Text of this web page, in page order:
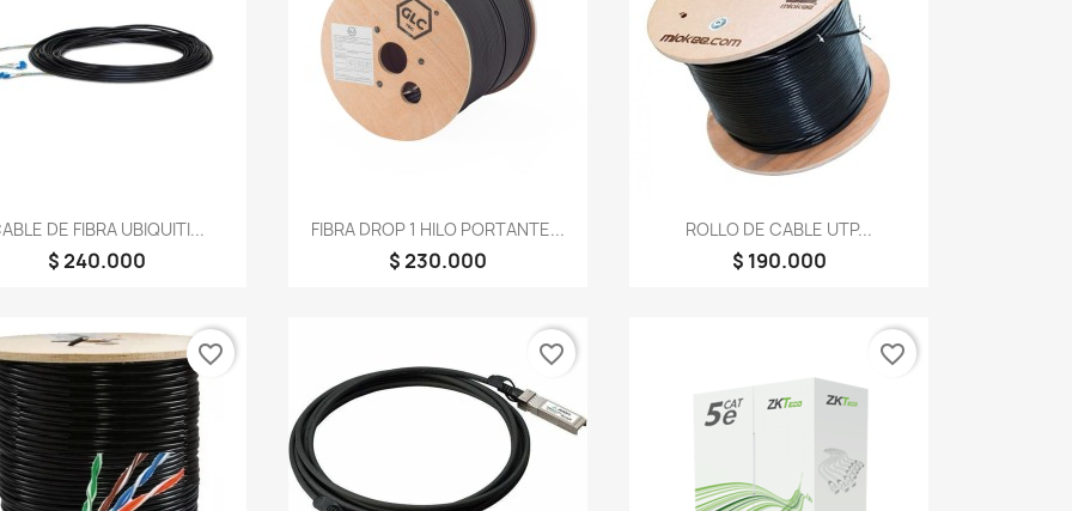
Vista rápida
DE FIBRA UBIQUITI...
$ 240.000
Vista rápida
FIBRA DROP 1 HILO PORTANTE...
$ 230.000
Vista rápida
ROLLO DE CABLE UTP...
$ 190.000
favorite_border favorite_border favorite_border